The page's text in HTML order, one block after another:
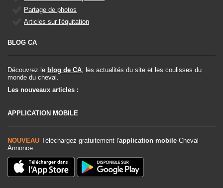
Partage de photos
Articles sur l'équitation
BLOG CA
Découvrez le blog de CA , les actualités du site et les coulisses du
monde du cheval.
Les nouveaux articles :
APPLICATION MOBILE
NOUVEAU Téléchargez gratuitement l'application mobile Cheval
Annonce :